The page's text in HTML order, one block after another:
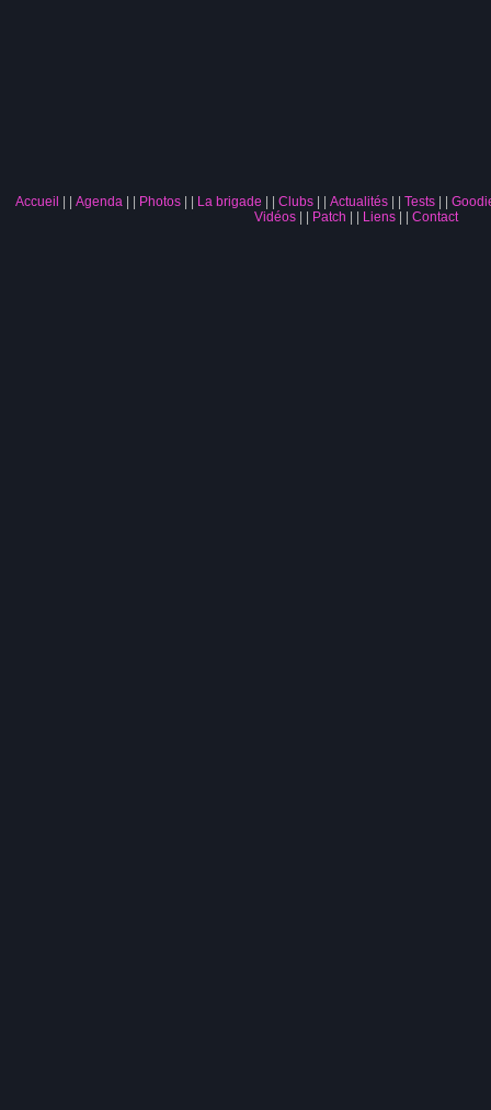
Accueil Agenda| Photos| La brigade Clubs| Actualités| Tests|
Vidéos| Patch Liens| Contact